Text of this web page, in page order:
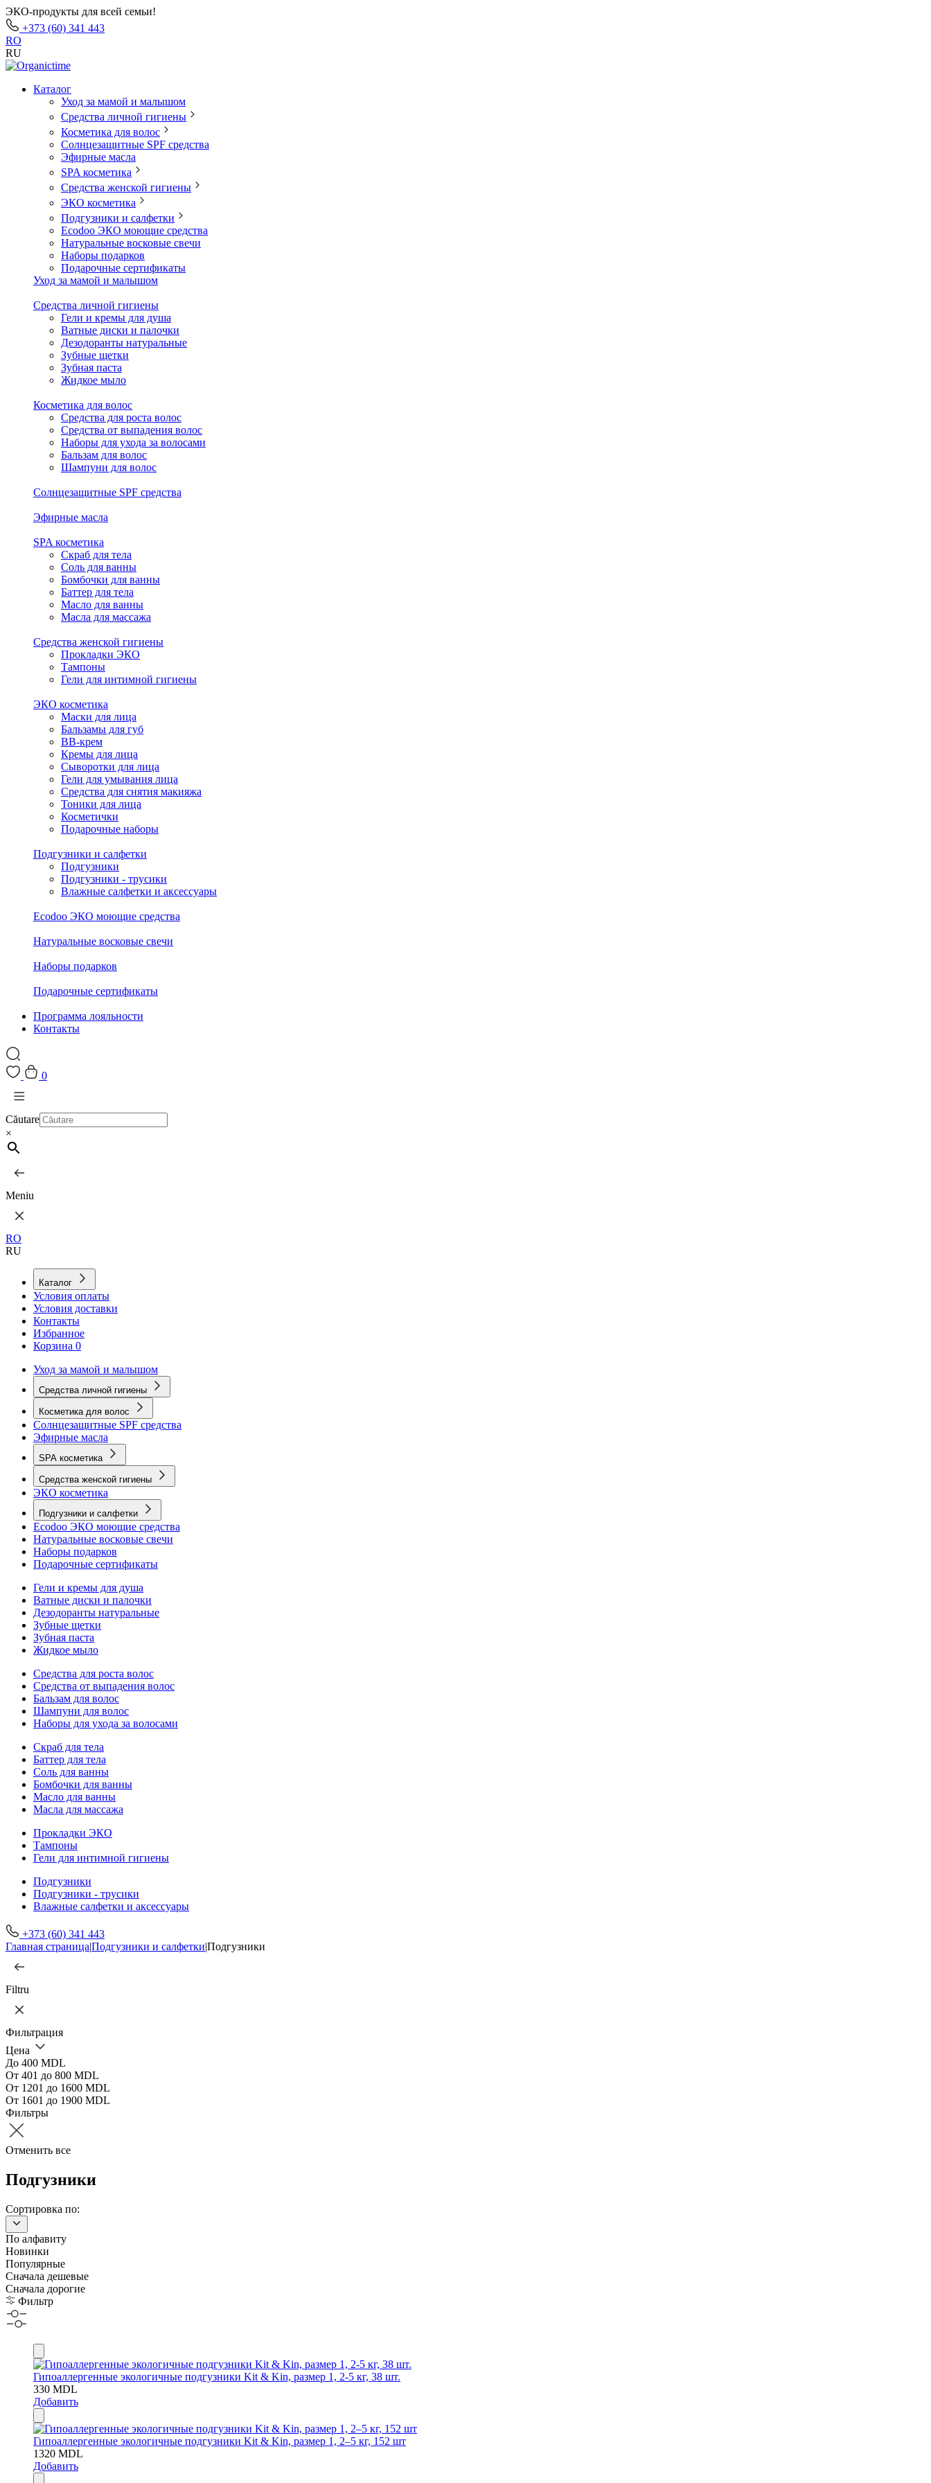
ЭКО-продукты для всей семьи!
+373 (60) 341 443
RO
RU
Каталог
Уход за мамой и малышом
Средства личной гигиены
Косметика для волос
Солнцезащитные SPF средства
Эфирные масла
SPA косметика
Средства женской гигиены
ЭКО косметика
Подгузники и салфетки
Ecodoo ЭКО моющие средства
Натуральные восковые свечи
Наборы подарков
Подарочные сертификаты
Уход за мамой и малышом
Средства личной гигиены
Гели и кремы для душа
Ватные диски и палочки
Дезодоранты натуральные
Зубные щетки
Зубная паста
Жидкое мыло
Косметика для волос
Средства для роста волос
Средства от выпадения волос
Наборы для ухода за волосами
Бальзам для волос
Шампуни для волос
Солнцезащитные SPF средства
Эфирные масла
SPA косметика
Скраб для тела
Соль для ванны
Бомбочки для ванны
Баттер для тела
Масло для ванны
Масла для массажа
Средства женской гигиены
Прокладки ЭКО
Тампоны
Гели для интимной гигиены
ЭКО косметика
Маски для лица
Бальзамы для губ
BB-крем
Кремы для лица
Сыворотки для лица
Гели для умывания лица
Средства для снятия макияжа
Тоники для лица
Косметички
Подарочные наборы
Подгузники и салфетки
Подгузники
Подгузники - трусики
Влажные салфетки и аксессуары
Ecodoo ЭКО моющие средства
Натуральные восковые свечи
Наборы подарков
Подарочные сертификаты
Программа лояльности
Контакты
0
Căutare
×
Meniu
RO
RU
Каталог
Условия оплаты
Условия доставки
Контакты
Избранное
Корзина 0
Уход за мамой и малышом
Средства личной гигиены
Косметика для волос
Солнцезащитные SPF средства
Эфирные масла
SPA косметика
Средства женской гигиены
ЭКО косметика
Подгузники и салфетки
Ecodoo ЭКО моющие средства
Натуральные восковые свечи
Наборы подарков
Подарочные сертификаты
Гели и кремы для душа
Ватные диски и палочки
Дезодоранты натуральные
Зубные щетки
Зубная паста
Жидкое мыло
Средства для роста волос
Средства от выпадения волос
Бальзам для волос
Шампуни для волос
Наборы для ухода за волосами
Скраб для тела
Баттер для тела
Соль для ванны
Бомбочки для ванны
Масло для ванны
Масла для массажа
Прокладки ЭКО
Тампоны
Гели для интимной гигиены
Подгузники
Подгузники - трусики
Влажные салфетки и аксессуары
+373 (60) 341 443
Главная страница|Подгузники и салфетки|Подгузники
Filtru
Фильтрация
Цена
До 400 MDL
От 401 до 800 MDL
От 1201 до 1600 MDL
От 1601 до 1900 MDL
Фильтры
Отменить все
Подгузники
Сортировка по:
По алфавиту
Новинки
Популярные
Сначала дешевые
Сначала дорогие
Фильтр
Гипоаллергенные экологичные подгузники Kit & Kin, размер 1, 2-5 кг, 38 шт.
330 MDL
Добавить
Гипоаллергенные экологичные подгузники Kit & Kin, размер 1, 2–5 кг, 152 шт
1320 MDL
Добавить